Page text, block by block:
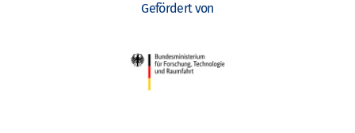
Gefördert von